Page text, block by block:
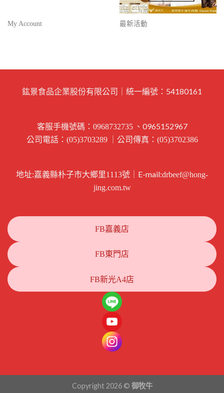
My Account 最新活動
鈜景食品企業股份有限公司｜統一編號：54180161
客服手機號碼： 0968732735、0965152967
公司電話： (05)3703289｜公司傳真： (05)3702386
地址:嘉義縣朴子市大鄉里1113號 ｜E-mail:drbeef@hong-
jing.com.tw
FB嘉義店
FB東門店
FB新光A4店
Copyright 2026 © 御牧牛